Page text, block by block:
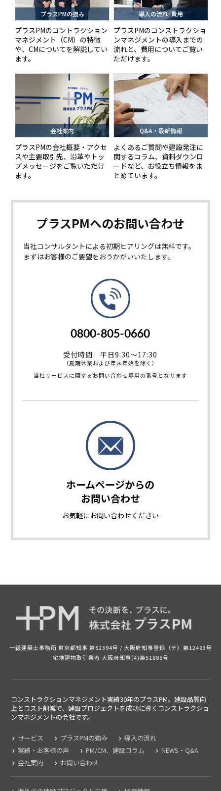
プラスPMの強み
プラスPMのコントラクション
マネジメント（CM）の特徴
や、CMについてを解説してい
ます。
導入の流れ･費用
プラスPMのコンストラクショ
ンマネジメントの導入までの
流れと、費用についてご覧い
ただけます。
会社案内
プラスPMの会社概要・アクセ
スや主要取引先、沿革やトッ
プメッセージをご覧いただけ
ます。
Q&A・最新情報
よくあるご質問や建設発注に
関するコラム、資料ダウンロ
ードなど、お役立ち情報をま
とめています。
プラスPMへのお問い合わせ
当社コンサルタントによる初期ヒアリングは無料です。
まずはお客様のご要望をおうかがいいたします。
0800-805-0660
受付時間 平日9:30～17:30
（夏期休業および年末年始を除く）
当社サービスに関するお問い合わせ専用の番号となります
ホームページからの
お問い合わせ
お気軽にお問い合わせください
一級建築士事務所 東京都知事 第52394号 / 大阪府知事登録（チ）第12493号
宅地建物取引業者 大阪府知事(4)第51888号
コンストラクションマネジメント実績30年のプラスPM。建設品質向
上とコスト削減で、建設プロジェクトを成功に導くコンストラクショ
ンマネジメントの会社です。
サービス プラスPMの強み
導入の流れ
実績・お客様の声
PM/CM、建設コラム
NEWS・Q&A
会社案内
お問い合わせ